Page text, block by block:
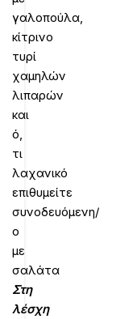
γαλοπούλα,
κίτρινο
τυρί
χαμηλών
λιπαρών
και
ό,
τι
λαχανικό
επιθυμείτε
συνοδευόμενη/
ο
με
σαλάτα
Στη
λέσχη